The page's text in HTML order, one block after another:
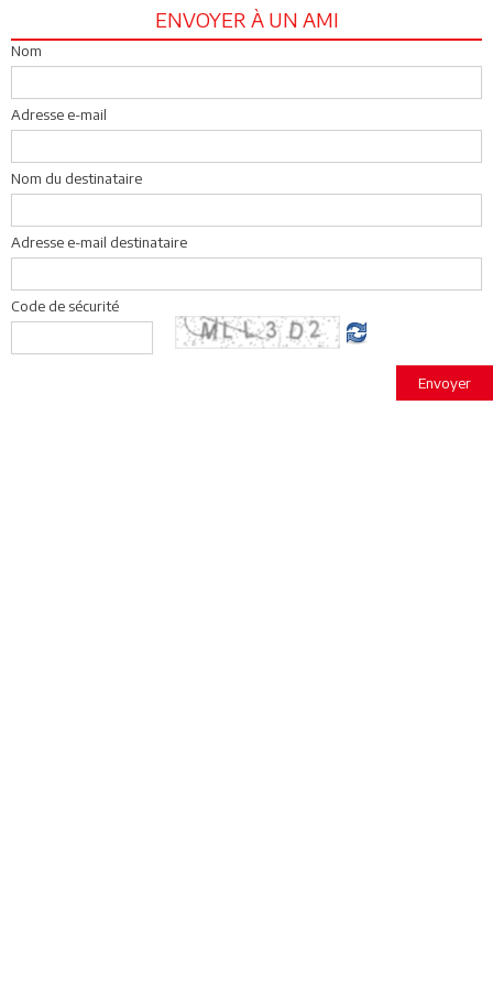
ENVOYER À UN AMI
Nom
Adresse e-mail
Nom du destinataire
Adresse e-mail destinataire
Code de sécurité
Envoyer